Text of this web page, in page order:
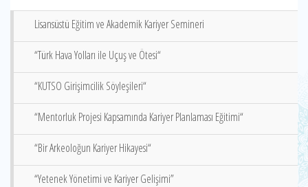
Lisansüstü Eğitim ve Akademik Kariyer Semineri
“Türk Hava Yolları ile Uçuş ve Ötesi“
“KUTSO Girişimcilik Söyleşileri“
“Mentorluk Projesi Kapsamında Kariyer Planlaması Eğitimi“
“Bir Arkeoloğun Kariyer Hikayesi“
“Yetenek Yönetimi ve Kariyer Gelişimi”